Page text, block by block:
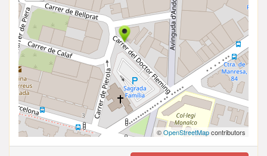
©OpenStreetMapcontributors